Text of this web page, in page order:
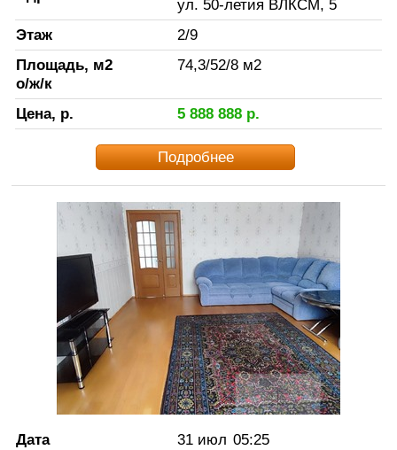
ул. 50-летия ВЛКСМ, 5
Этаж
2/9
Площадь, м2
о/ж/к
74,3/52/8 м2
Цена, р. 5 888 888р.
Подробнее
Дата 31 июл 05:25